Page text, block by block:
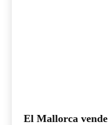
El Mallorca